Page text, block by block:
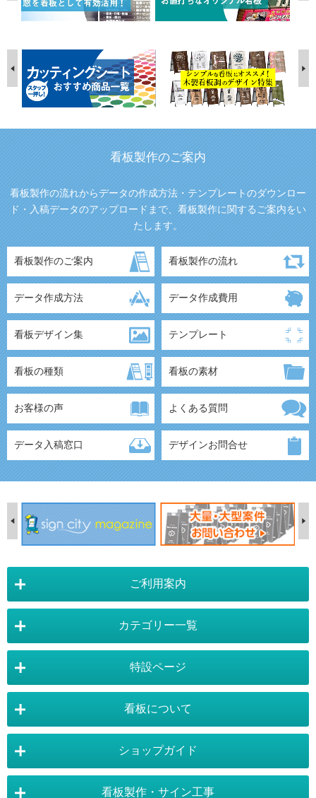
看板製作のご案内
看板製作の流れからデータの作成方法・テンプレートのダウンロー
ド・入稿データのアップロードまで、看板製作に関するご案内をい
たします。
看板製作のご案内 看板製作の流れ
データ作成方法 データ作成費用
看板デザイン集 テンプレート
看板の種類 看板の素材
お客様の声 よくある質問
データ入稿窓口 デザインお問合せ
ご利用案内
店舗詳細情報
運営会社 :株式会社トレード
〒454-0011 愛知県 名古屋市中川区山王4-5-10
TEL:052-265-7603 FAX:052-350-2662
お気軽にお問い合わせ下さい。
カテゴリー一覧
スタンド看板：オプション バナースタンド
自立看板 フロアサイン／路面表示
特設ページ
バナースタンド特設ページ 大型看板・突出看板特設ページ
看板について
看板設置のきまり 看板の用語集
ショップガイド
看板製作・サイン工事